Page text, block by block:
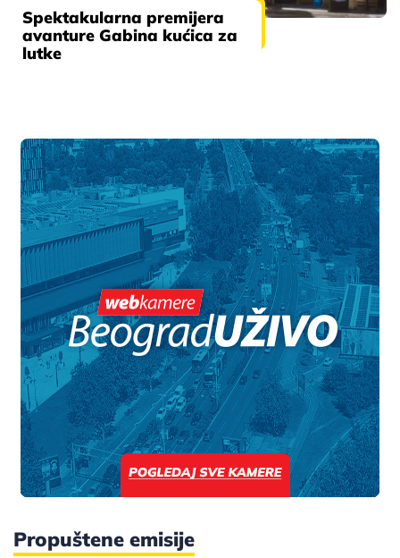
Spektakularna premijera
avanture Gabina kućica za
lutke
Propuštene emisije